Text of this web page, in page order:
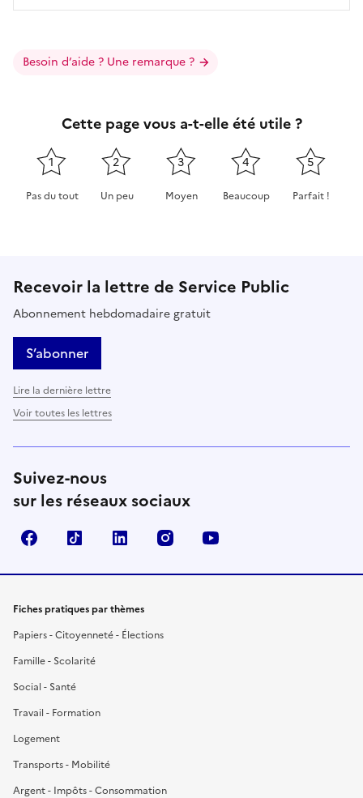
Besoin d’aide ? Une remarque ?
Cette page vous a-t-elle été utile ?
1
Pas du tout
2
Un peu
3
Moyen
4
Beaucoup
5
Parfait !
Recevoir la lettre de Service Public
Abonnement hebdomadaire gratuit
S’abonner
Lire la dernière lettre
Voir toutes les lettres
Suivez-nous
sur les réseaux sociaux
FacebookTikTok LinkedIn Instagram
Fiches pratiques par thèmes
Papiers - Citoyenneté - Élections
Famille - Scolarité
Social - Santé
Travail - Formation
Logement
Transports - Mobilité
Argent - Impôts - Consommation